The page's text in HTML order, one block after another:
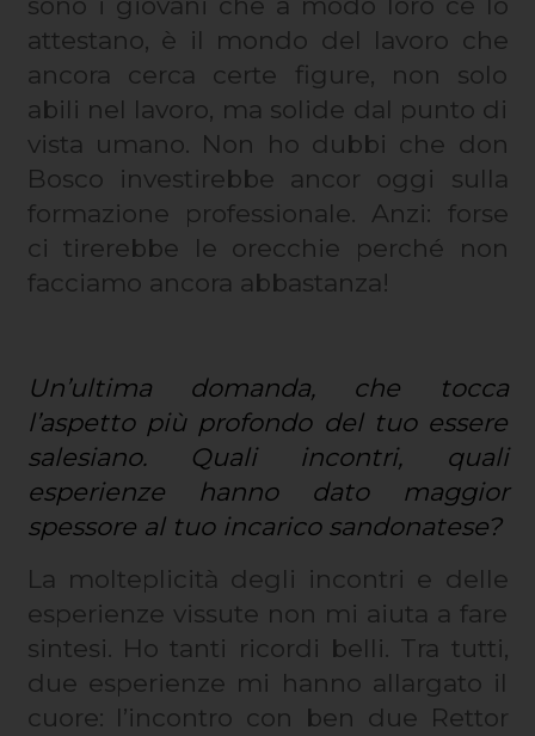
attestano, è il mondo del lavoro che
ancora cerca certe figure, non solo
abili nel lavoro, ma solide dal punto di
vista umano. Non ho dubbi che don
Bosco investirebbe ancor oggi sulla
formazione professionale. Anzi: forse
ci tirerebbe le orecchie perché non
facciamo ancora abbastanza!
Un’ultima domanda, che tocca
l’aspetto più profondo del tuo essere
salesiano. Quali incontri, quali
esperienze hanno dato maggior
spessore al tuo incarico sandonatese?
La molteplicità degli incontri e delle
esperienze vissute non mi aiuta a fare
sintesi. Ho tanti ricordi belli. Tra tutti,
due esperienze mi hanno allargato il
cuore: l’incontro con ben due Rettor